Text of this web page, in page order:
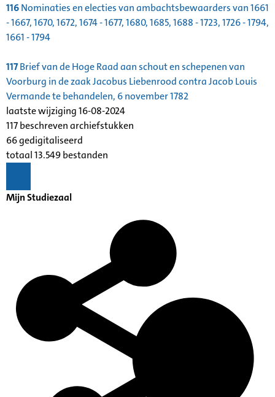
116Nominaties en electies van ambachtsbewaarders van 1661
- 1667, 1670, 1672, 1674 - 1677, 1680, 1685, 1688 - 1723, 1726 - 1794,
1661 - 1794
117Brief van de Hoge Raad aan schout en schepenen van
Voorburg in de zaak Jacobus Liebenrood contra Jacob Louis
Vermande te behandelen, 6 november 1782
laatste wijziging 16-08-2024
117 beschreven archiefstukken
66 gedigitaliseerd
totaal 13.549 bestanden
Mijn Studiezaal